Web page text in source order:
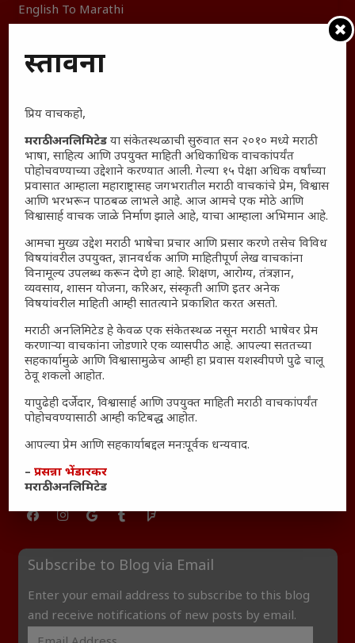
English To Marathi
Kruti Dev Unicode
Thought For The Day
सामान्य आजारांवर गावठी उपाय – घरच्या घरी मिळवा प्राथमिक
आराम
आजच्या युगातील तरुण पिढी कुठे हरवली?
महाराष्ट्रातील किल्ल्यांचे महत्त्व : स्वराज्याच्या वैभवशाली इतिहासाचे
साक्षीदार
₹370 ची बिर्याणी” आणि हरवत चाललेली संवेदनशीलता : आजच्या
तरुणांच्या मनात नेमकं काय चाललंय?
यश आणि आत्मविश्वास: स्वप्नांना वास्तवात बदलण्याची शक्ती
महाराष्ट्रातील बदलत्या हवामानाचा शेतीवर वाढता परिणाम:
शेतकऱ्यांसमोरील नवीन आव्हाने आणि संधी
महाराष्ट्र आणि संपूर्ण भारतातील शेतकऱ्यांना मान्सूनचे महत्त्व
‘कॉकरोच जनता पार्टी’ची वेबसाईट अचानक डाउन; सोशल
मीडियावर चर्चांना उधाण
धावपळीच्या जीवनात शांततेचा शोध – Meditation का आवश्यक
आहे?
Subscribe to Blog via Email
Enter your email address to subscribe to this blog
and receive notifications of new posts by email.
प्रस्तावना
प्रिय वाचकहो,
मराठी अनलिमिटेड या संकेतस्थळाची सुरुवात सन २०१० मध्ये मराठी
भाषा, साहित्य आणि उपयुक्त माहिती अधिकाधिक वाचकांपर्यंत
पोहोचवण्याच्या उद्देशाने करण्यात आली. गेल्या १५ पेक्षा अधिक वर्षांच्या
प्रवासात आम्हाला महाराष्ट्रासह जगभरातील मराठी वाचकांचे प्रेम, विश्वास
आणि भरभरून पाठबळ लाभले आहे. आज आमचे एक मोठे आणि
विश्वासार्ह वाचक जाळे निर्माण झाले आहे, याचा आम्हाला अभिमान आहे.
आमचा मुख्य उद्देश मराठी भाषेचा प्रचार आणि प्रसार करणे तसेच विविध
विषयांवरील उपयुक्त, ज्ञानवर्धक आणि माहितीपूर्ण लेख वाचकांना
विनामूल्य उपलब्ध करून देणे हा आहे. शिक्षण, आरोग्य, तंत्रज्ञान,
व्यवसाय, शासन योजना, करिअर, संस्कृती आणि इतर अनेक
विषयांवरील माहिती आम्ही सातत्याने प्रकाशित करत असतो.
मराठी अनलिमिटेड हे केवळ एक संकेतस्थळ नसून मराठी भाषेवर प्रेम
करणाऱ्या वाचकांना जोडणारे एक व्यासपीठ आहे. आपल्या सततच्या
सहकार्यामुळे आणि विश्वासामुळेच आम्ही हा प्रवास यशस्वीपणे पुढे चालू
ठेवू शकलो आहोत.
यापुढेही दर्जेदार, विश्वासार्ह आणि उपयुक्त माहिती मराठी वाचकांपर्यंत
पोहोचवण्यासाठी आम्ही कटिबद्ध आहोत.
आपल्या प्रेम आणि सहकार्याबद्दल मनःपूर्वक धन्यवाद.
–प्रसन्ना भेंडारकर
मराठी अनलिमिटेड